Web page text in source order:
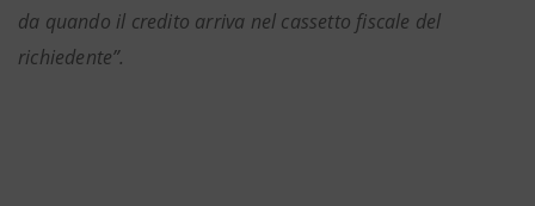
da quando il credito arriva nel cassetto fiscale del
richiedente”.